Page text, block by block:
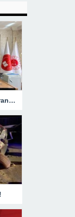
Hakkari’ye Atanan Başsavcı Turan Görevine Başladı